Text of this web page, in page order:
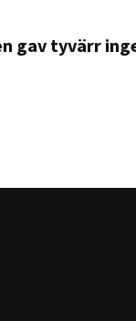
gav tyvärr